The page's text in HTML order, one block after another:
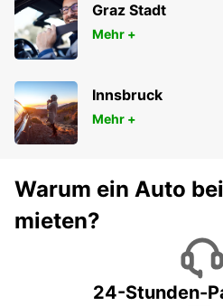
Graz Stadt
Mehr +
Innsbruck
Mehr +
Warum ein Auto
mieten?
24-Stunden-